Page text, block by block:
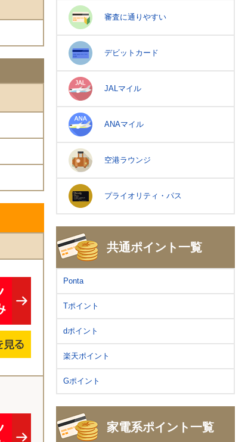
審査に通りやすい
デビットカード
JALマイル
ANAマイル
空港ラウンジ
プライオリティ・パス
共通ポイント一覧
Ponta
Tポイント
dポイント
楽天ポイント
Gポイント
家電系ポイント一覧